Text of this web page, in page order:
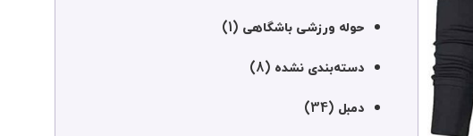
حوله ورزشی باشگاهی (1)
دسته‌بندی نشده (8)
دمبل (34)